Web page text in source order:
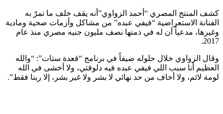
كشف المنتج المصري “أحمد الزواوي”أنه يقف خلف ما تمرّ به
الفنانة الاستعراضية “فيفي عبده” من مشاكل وأزمات صحية ومادية
وغيرها، مدعياً أن له في ذمتها نصف مليون جنيه مصري منذ عام
2017.
وقال الزواوي خلال حلوله ضيفاً في برنامج “قعدة ستات”: “والله
العظيم أنا سبب اللي فيفي عبده فيه دلوقتي، ولا أخشى في الله
لومة لائم، ولا أخاف من حد نهائي لا بشر ولا غير بشر، إلا ربنا فقط”.